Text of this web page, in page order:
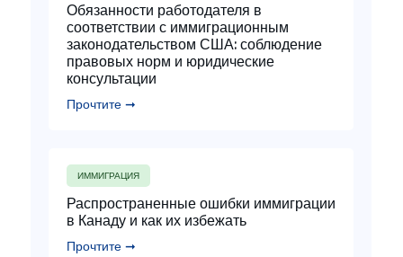
Обязанности работодателя в
соответствии с иммиграционным
законодательством США: соблюдение
правовых норм и юридические
консультации
Прочтите ➞
ИММИГРАЦИЯ
Распространенные ошибки иммиграции
в Канаду и как их избежать
Прочтите ➞